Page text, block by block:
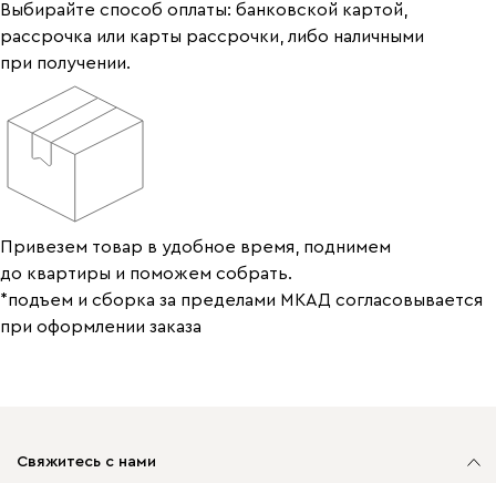
Выбирайте способ оплаты: банковской картой,
рассрочка или карты рассрочки, либо наличными
при получении.
Привезем товар в удобное время, поднимем
до квартиры и поможем собрать.
*подъем и сборка за пределами МКАД согласовывается
при оформлении заказа
Свяжитесь с нами